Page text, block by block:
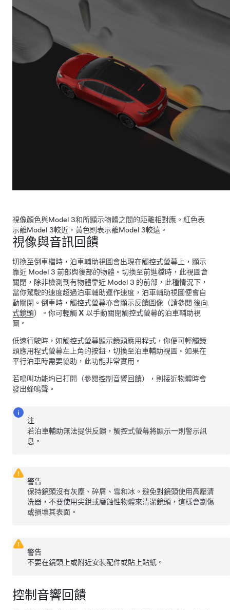
視像顏色與Model 3和所顯示物體之間的距離相對應。紅色表
示離Model 3較近，黃色則表示離Model 3較遠。
視像與音訊回饋
切換至倒車檔時，泊車輔助視圖會出現在觸控式螢幕 上，顯示
靠近 Model 3 前部與後部的物體。切換至前進檔時，此視圖會
關閉，除非檢測到有物體靠近 Model 3 的前部，此種情況下，
當你駕駛的速度超過泊車輔助運作速度，泊車輔助視圖便會自
動關閉。倒車時，觸控式螢幕亦會顯示反饋圖像（請參閱 後向
式鏡頭）。你可輕觸 X 以手動關閉觸控式螢幕的泊車輔助視
圖。
低速行駛時，如觸控式螢幕顯示鏡頭應用程式，你便可輕觸鏡
頭應用程式螢幕左上角的按鈕，切換至泊車輔助視圖。如果在
平行泊車時需要協助，此功能非常實用。
若鳴叫功能均已打開（參閱控制音響回饋），則接近物體時會
發出蜂鳴聲。
注
若泊車輔助無法提供反饋，觸控式螢幕將顯示一則警示訊
息。
警告
保持鏡頭沒有灰塵、碎屑、雪和冰。避免對鏡頭使用高壓清
洗器，不要使用尖銳或磨蝕性物體來清潔鏡頭，這樣會劃傷
或損壞其表面。
警告
不要在鏡頭上或附近安裝配件或貼上貼紙。
控制音響回饋